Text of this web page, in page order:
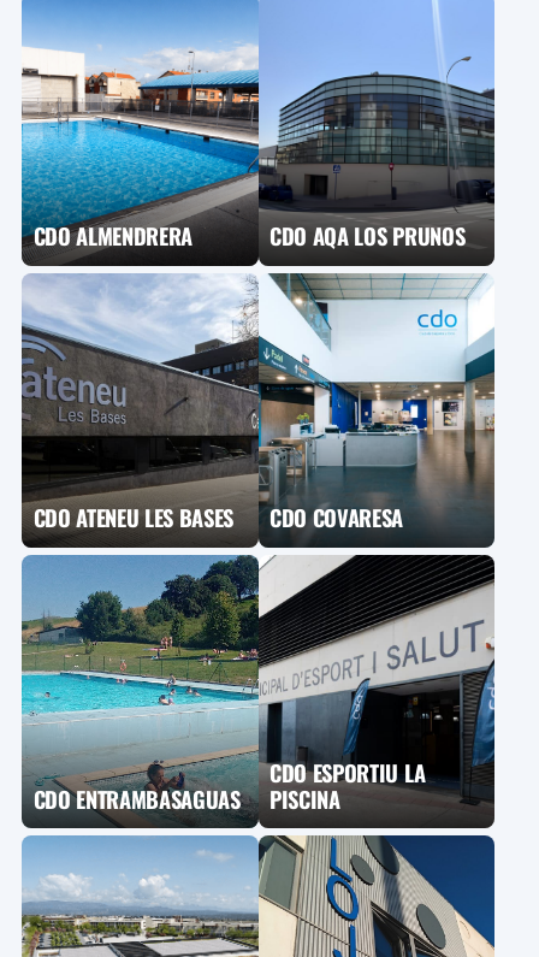
CDO ALMENDRERA CDO AQA LOS PRUNOS
CDO ATENEU LES BASES CDO COVARESA
CDO ENTRAMBASAGUAS
CDO ESPORTIU LA
PISCINA